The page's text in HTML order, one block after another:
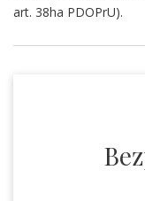
art. 38ha PDOPrU).